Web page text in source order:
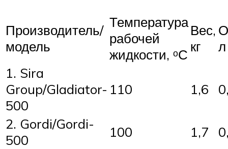
Производитель/
модель
Температура
рабочей
жидкости, ᵒС
Вес,
кг
л
1. Sira
Group/Gladiator-
500
110 1,6
2. Gordi/Gordi-
500
100 1,7